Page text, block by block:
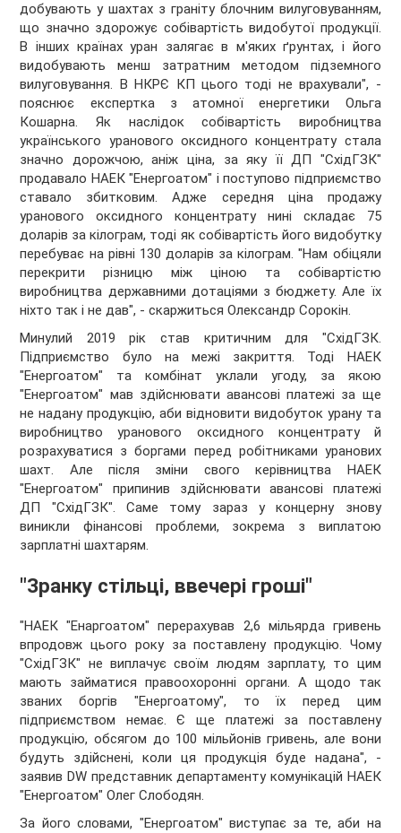
добувають у шахтах з граніту блочним вилуговуванням,
що значно здорожує собівартість видобутої продукції.
В інших країнах уран залягає в м'яких ґрунтах, і його
видобувають менш затратним методом підземного
вилуговування. В НКРЄ КП цього тоді не врахували", -
пояснює експертка з атомної енергетики Ольга
Кошарна. Як наслідок собівартість виробництва
українського уранового оксидного концентрату стала
значно дорожчою, аніж ціна, за яку її ДП "СхідГЗК"
продавало НАЕК "Енергоатом" і поступово підприємство
ставало збитковим. Адже середня ціна продажу
уранового оксидного концентрату нині складає 75
доларів за кілограм, тоді як собівартість його видобутку
перебуває на рівні 130 доларів за кілограм. "Нам обіцяли
перекрити різницю між ціною та собівартістю
виробництва державними дотаціями з бюджету. Але їх
ніхто так і не дав", - скаржиться Олександр Сорокін.
Минулий 2019 рік став критичним для "СхідГЗК.
Підприємство було на межі закриття. Тоді НАЕК
"Енергоатом" та комбінат уклали угоду, за якою
"Енергоатом" мав здійснювати авансові платежі за ще
не надану продукцію, аби відновити видобуток урану та
виробництво уранового оксидного концентрату й
розрахуватися з боргами перед робітниками уранових
шахт. Але після зміни свого керівництва НАЕК
"Енергоатом" припинив здійснювати авансові платежі
ДП "СхідГЗК". Саме тому зараз у концерну знову
виникли фінансові проблеми, зокрема з виплатою
зарплатні шахтарям.
"Зранку стільці, ввечері гроші"
"НАЕК "Енаргоатом" перерахував 2,6 мільярда гривень
впродовж цього року за поставлену продукцію. Чому
"СхідГЗК" не виплачує своїм людям зарплату, то цим
мають займатися правоохоронні органи. А щодо так
званих боргів "Енергоатому", то їх перед цим
підприємством немає. Є ще платежі за поставлену
продукцію, обсягом до 100 мільйонів гривень, але вони
будуть здійснені, коли ця продукція буде надана", -
заявив DW представник департаменту комунікацій НАЕК
"Енергоатом" Олег Слободян.
За його словами, "Енергоатом" виступає за те, аби на